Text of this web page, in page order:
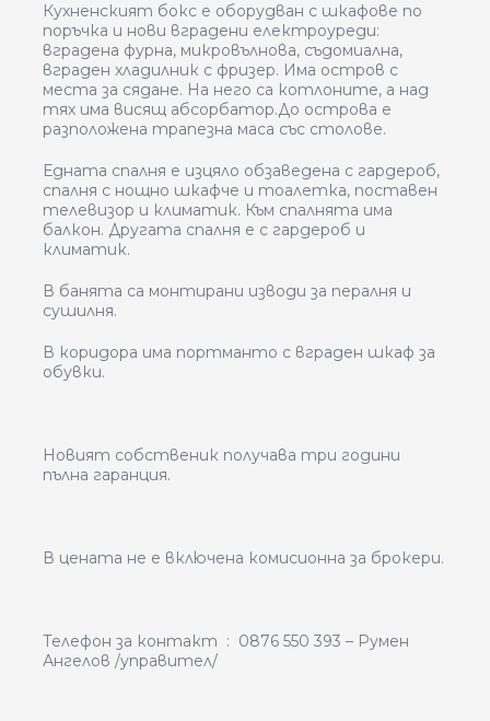
Кухненският бокс е оборудван с шкафове по
поръчка и нови вградени електроуреди:
вградена фурна, микровълнова, съдомиална,
вграден хладилник с фризер. Има остров с
места за сядане. На него са котлоните, а над
тях има висящ абсорбатор.До острова е
разположена трапезна маса със столове.
Едната спалня е изцяло обзаведена с гардероб,
спалня с нощно шкафче и тоалетка, поставен
телевизор и климатик. Към спалнята има
балкон. Другата спалня е с гардероб и
климатик.
В банята са монтирани изводи за пералня и
сушилня.
В коридора има портманто с вграден шкаф за
обувки.
Новият собственик получава три години
пълна гаранция.
В цената не е включена комисионна за брокери.
Телефон за контакт : 0876 550 393 – Румен
Ангелов /управител/